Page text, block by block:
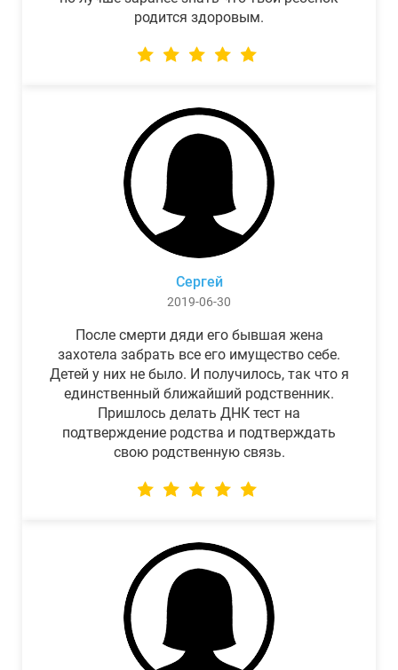
родится здоровым.
Сергей
2019-06-30
После смерти дяди его бывшая жена
захотела забрать все его имущество себе.
Детей у них не было. И получилось, так что я
единственный ближайший родственник.
Пришлось делать ДНК тест на
подтверждение родства и подтверждать
свою родственную связь.